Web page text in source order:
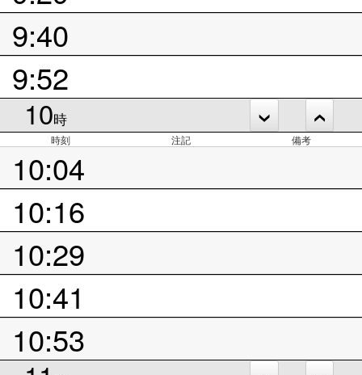
9:40
9:52
10時
時刻 注記 備考
10:04
10:16
10:29
10:41
10:53